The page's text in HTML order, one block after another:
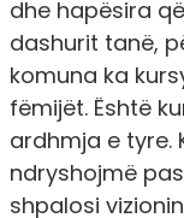
dhe hapësira
dashurit tanë,
komuna ka
fëmijët. Është
ardhmja e tyre.
ndryshojmë
shpalosi